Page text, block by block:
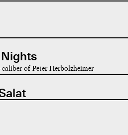
of Peter Herbolzheimer